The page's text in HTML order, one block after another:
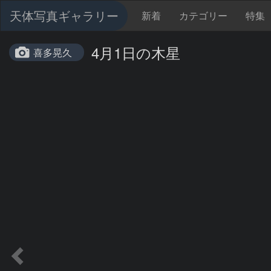
天体写真ギャラリー 新着 カテゴリー 特集
喜多晃久 4月1日の木星